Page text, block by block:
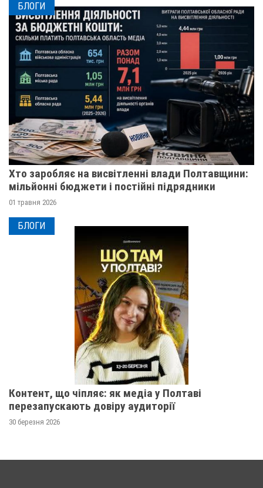
БЛОГИ
Хто заробляє на висвітленні влади Полтавщини:
мільйонні бюджети і постійні підрядники
01 травня 2026
БЛОГИ
Контент, що чіпляє: як медіа у Полтаві
перезапускають довіру аудиторії
30 березня 2026